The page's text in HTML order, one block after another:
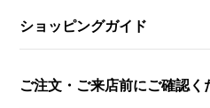
ムーブメント
手巻き
防水
ショッピングガイド
ご注文・ご来店前にご確認く